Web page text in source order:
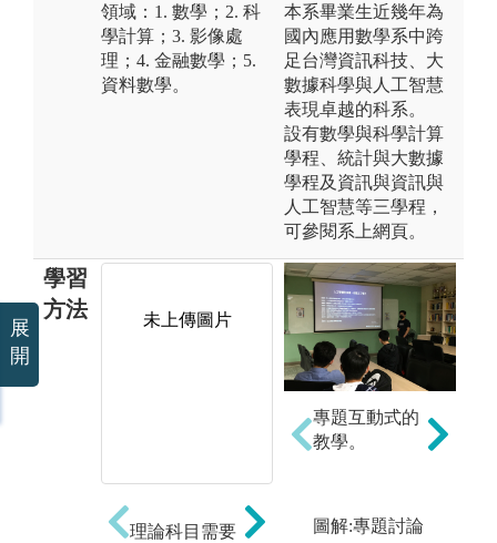
領域：1. 數學；2. 科
學計算；3. 影像處
理；4. 金融數學；5.
資料數學。
本系畢業生近幾年為
國內應用數學系中跨
足台灣資訊科技、大
數據科學與人工智慧
表現卓越的科系。
設有數學與科學計算
學程、統計與大數據
學程及資訊與資訊與
人工智慧等三學程，
可參閱系上網頁。
學習
方法
未上傳圖片
理論科目需要
未上傳圖片
理論和實作搭
專題互動式的
教學。
圖解:專題討論
展
開